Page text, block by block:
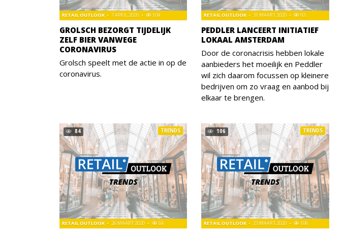
GROLSCH BEZORGT TIJDELIJK
ZELF BIER VANWEGE
CORONAVIRUS
RETAIL OUTLOOK 7 APRIL 2020 104
Grolsch speelt met de actie in op de
coronavirus.
PEDDLER LANCEERT INITIATIEF
LOKAAL AMSTERDAM
RETAIL OUTLOOK 31 MAART 2020 93
Door de coronacrisis hebben lokale
aanbieders het moeilijk en Peddler
wil zich daarom focussen op kleinere
bedrijven om zo vraag en aanbod bij
elkaar te brengen.
84
RETAIL OUTLOOK 26 MAART 2020 84
TRENDS 106
RETAIL OUTLOOK 23 MAART 2020 106
TRENDS